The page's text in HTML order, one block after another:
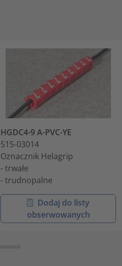
HGDC4-9 A-PVC-YE
515-03014
Oznacznik Helagrip
- trwałe
- trudnopalne
Dodaj do listy
obserwowanych